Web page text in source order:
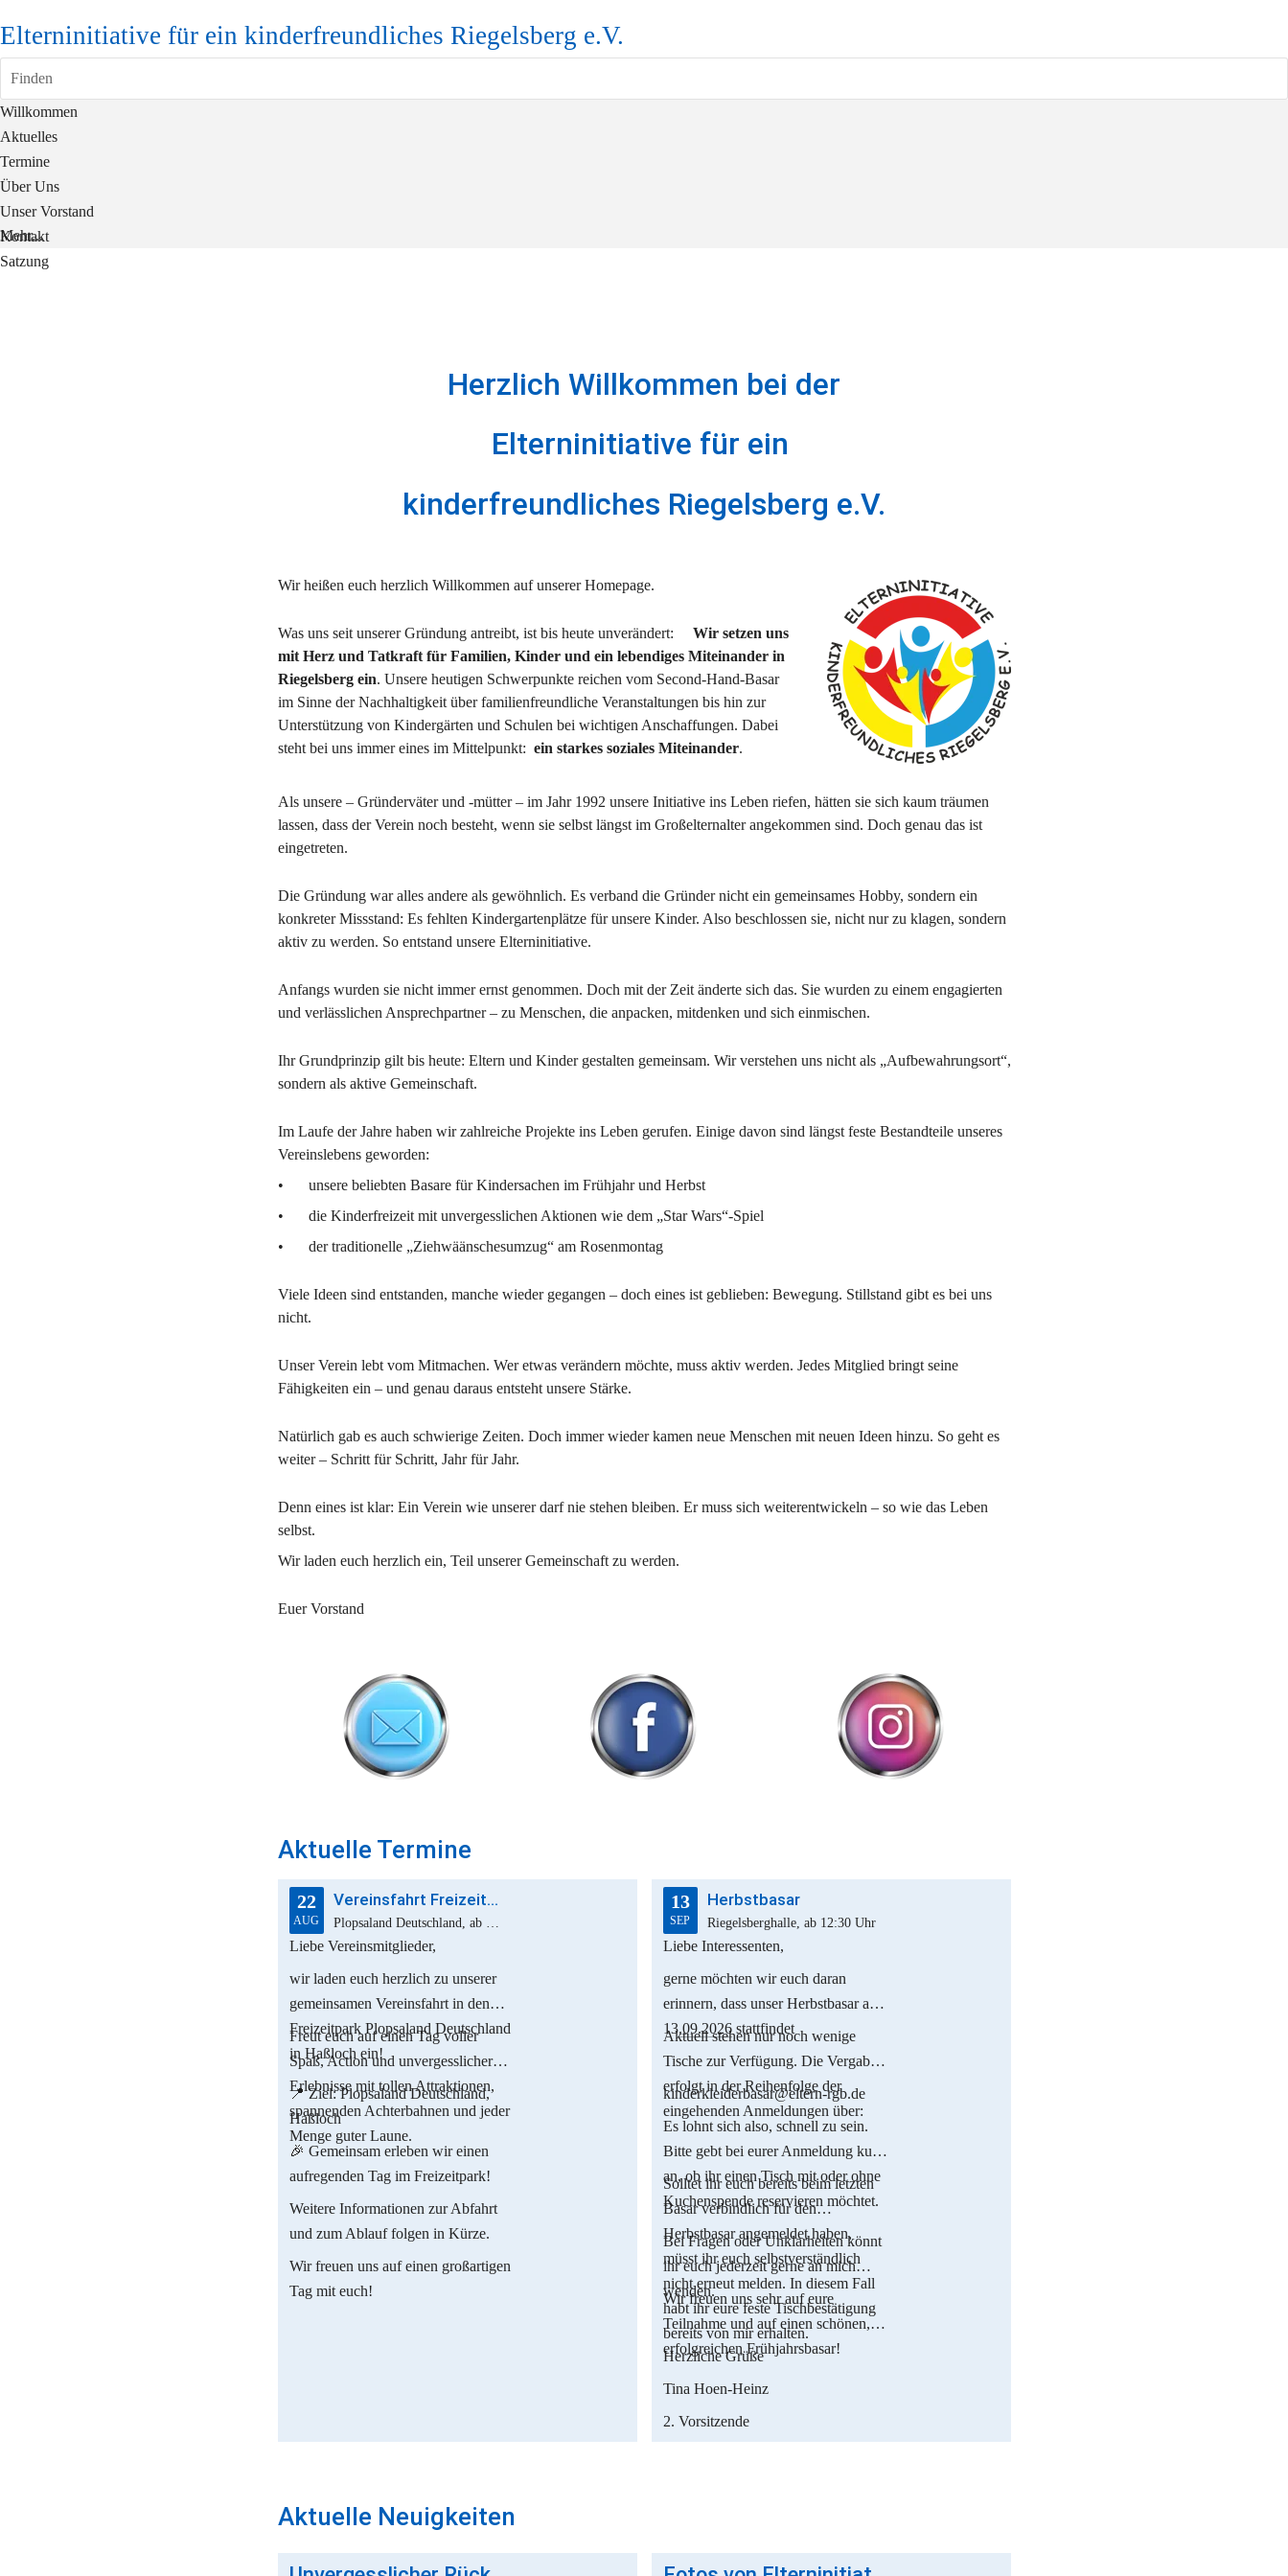
Elterninitiative für ein kinderfreundliches Riegelsberg e.V.
Finden
Willkommen
Aktuelles
Termine
Über Uns
Unser Vorstand
Kontakt
Satzung
Mehr...
Herzlich Willkommen bei der
Elterninitiative für ein
kinderfreundliches Riegelsberg e.V.
Wir heißen euch herzlich Willkommen auf unserer Homepage.
Was uns seit unserer Gründung antreibt, ist bis heute unverändert: Wir setzen uns
mit Herz und Tatkraft für Familien, Kinder und ein lebendiges Miteinander in
Riegelsberg ein. Unsere heutigen Schwerpunkte reichen vom Second-Hand-Basar
im Sinne der Nachhaltigkeit über familienfreundliche Veranstaltungen bis hin zur
Unterstützung von Kindergärten und Schulen bei wichtigen Anschaffungen. Dabei
steht bei uns immer eines im Mittelpunkt: ein starkes soziales Miteinander.
Als unsere – Gründerväter und -mütter – im Jahr 1992 unsere Initiative ins Leben riefen, hätten sie sich kaum träumen
lassen, dass der Verein noch besteht, wenn sie selbst längst im Großelternalter angekommen sind. Doch genau das ist
eingetreten.
Die Gründung war alles andere als gewöhnlich. Es verband die Gründer nicht ein gemeinsames Hobby, sondern ein
konkreter Missstand: Es fehlten Kindergartenplätze für unsere Kinder. Also beschlossen sie, nicht nur zu klagen, sondern
aktiv zu werden. So entstand unsere Elterninitiative.
Anfangs wurden sie nicht immer ernst genommen. Doch mit der Zeit änderte sich das. Sie wurden zu einem engagierten
und verlässlichen Ansprechpartner – zu Menschen, die anpacken, mitdenken und sich einmischen.
Ihr Grundprinzip gilt bis heute: Eltern und Kinder gestalten gemeinsam. Wir verstehen uns nicht als „Aufbewahrungsort“,
sondern als aktive Gemeinschaft.
Im Laufe der Jahre haben wir zahlreiche Projekte ins Leben gerufen. Einige davon sind längst feste Bestandteile unseres
Vereinslebens geworden:
•	unsere beliebten Basare für Kindersachen im Frühjahr und Herbst
•	die Kinderfreizeit mit unvergesslichen Aktionen wie dem „Star Wars“-Spiel
•	der traditionelle „Ziehwäänschesumzug“ am Rosenmontag
Viele Ideen sind entstanden, manche wieder gegangen – doch eines ist geblieben: Bewegung. Stillstand gibt es bei uns
nicht.
Unser Verein lebt vom Mitmachen. Wer etwas verändern möchte, muss aktiv werden. Jedes Mitglied bringt seine
Fähigkeiten ein – und genau daraus entsteht unsere Stärke.
Natürlich gab es auch schwierige Zeiten. Doch immer wieder kamen neue Menschen mit neuen Ideen hinzu. So geht es
weiter – Schritt für Schritt, Jahr für Jahr.
Denn eines ist klar: Ein Verein wie unserer darf nie stehen bleiben. Er muss sich weiterentwickeln – so wie das Leben
selbst.
Wir laden euch herzlich ein, Teil unserer Gemeinschaft zu werden.
Euer Vorstand
Aktuelle Termine
22
AUG
Vereinsfahrt Freizeitpark
Liebe Vereinsmitglieder,
wir laden euch herzlich zu unserer
gemeinsamen Vereinsfahrt in den
Freizeitpark Plopsaland Deutschland
in Haßloch ein!
Freut euch auf einen Tag voller
Spaß, Action und unvergesslicher
Erlebnisse mit tollen Attraktionen,
spannenden Achterbahnen und jeder
Menge guter Laune.
📍 Ziel: Plopsaland Deutschland,
Haßloch
🎉 Gemeinsam erleben wir einen
aufregenden Tag im Freizeitpark!
Weitere Informationen zur Abfahrt
und zum Ablauf folgen in Kürze.
Wir freuen uns auf einen großartigen
Tag mit euch!
13
SEP
Herbstbasar
Riegelsberghalle, ab 12:30 Uhr
Liebe Interessenten,
gerne möchten wir euch daran
erinnern, dass unser Herbstbasar am
13.09.2026stattfindet
Aktuell stehen nur noch wenige
Tische zur Verfügung. Die Vergabe
erfolgt in der Reihenfolge der
eingehenden Anmeldungen über:
kinderkleiderbasar@eltern-rgb.de
Es lohnt sich also, schnell zu sein.
Bitte gebt bei eurer Anmeldung kurz
an, ob ihr einen Tisch mit oder ohne
Kuchenspende reservieren möchtet.
Solltet ihr euch bereits beim letzten
Basar verbindlich für den
Herbstbasar angemeldet haben,
müsst ihr euch selbstverständlich
nicht erneut melden. In diesem Fall
habt ihr eure feste Tischbestätigung
bereits von mir erhalten.
Bei Fragen oder Unklarheiten könnt
ihr euch jederzeit gerne an mich
wenden.
Wir freuen uns sehr auf eure
Teilnahme und auf einen schönen,
erfolgreichen Frühjahrsbasar!
Herzliche Grüße
Tina Hoen-Heinz
2. Vorsitzende
Aktuelle Neuigkeiten